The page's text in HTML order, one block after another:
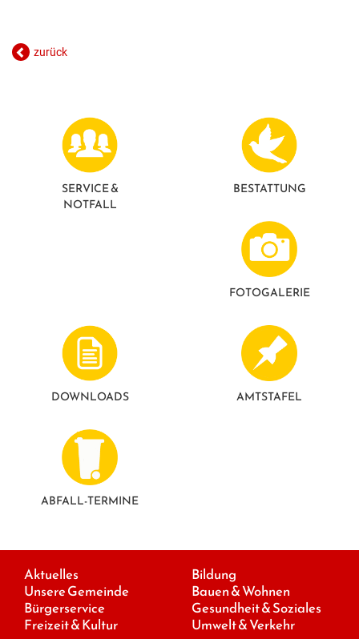
zurück
SERVICE &
NOTFALL
BESTATTUNG
FOTO­GALERIE
DOWNLOADS AMTSTAFEL
ABFALL-TERMINE
Aktuelles
Unsere Gemeinde
Bürgerservice
Freizeit & Kultur
Bildung
Bauen & Wohnen
Gesundheit & Soziales
Umwelt & Verkehr